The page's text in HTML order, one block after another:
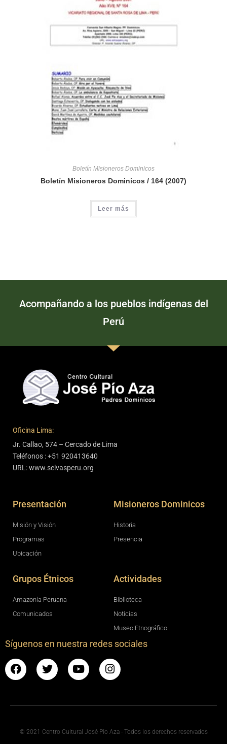
Boletín Misioneros Dominicos
Boletín Misioneros Dominicos / 164 (2007)
Leer más
Acompañando a los pueblos indígenas del
Perú
Oficina Lima:
Jr. Callao, 574 – Cercado de Lima
Teléfonos : +51 920413640
URL: www.selvasperu.org
Presentación
Misión y Visión
Programas
Ubicación
Misioneros Dominicos
Historia
Presencia
Grupos Étnicos
Amazonía Peruana
Comunicados
Actividades
Biblioteca
Noticias
Museo Etnográfico
Síguenos en nuestra redes sociales
© 2021 Centro Cultural José Pío Aza - Todos los derechos reservados